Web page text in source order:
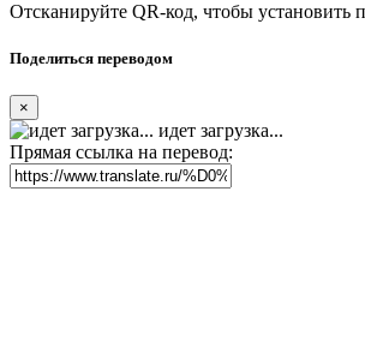
Отсканируйте QR-код, чтобы установить
Поделиться переводом
×
идет загрузка...
Прямая ссылка на перевод: